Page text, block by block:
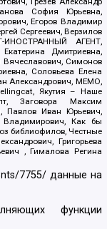
София Юрьевна,
Егоров Владимир
Сергеевич, Верзилов
АГЕНТ,
Дмитриевна,
Симонов
Соловьева Елена
Александрович, МЕМО,
Якутия – Наше
Заговора Максим
Павлов Иван Юрьевич,
Владимирович, Как бы
библиофилов, Честные
Григорьева
, Гималова Регина
7755/ данные на
функции